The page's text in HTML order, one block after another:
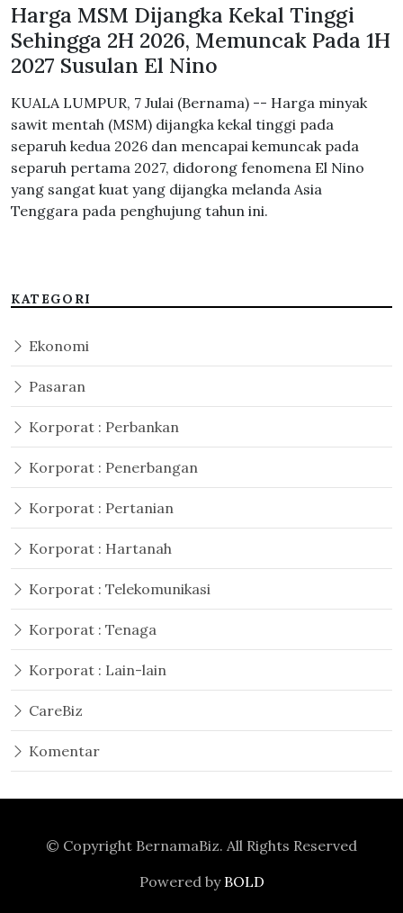
Harga MSM Dijangka Kekal Tinggi
Sehingga 2H 2026, Memuncak Pada 1H
2027 Susulan El Nino
KUALA LUMPUR, 7 Julai (Bernama) -- Harga minyak
sawit mentah (MSM) dijangka kekal tinggi pada
separuh kedua 2026 dan mencapai kemuncak pada
separuh pertama 2027, didorong fenomena El Nino
yang sangat kuat yang dijangka melanda Asia
Tenggara pada penghujung tahun ini.
KATEGORI
Ekonomi
Pasaran
Korporat : Perbankan
Korporat : Penerbangan
Korporat : Pertanian
Korporat : Hartanah
Korporat : Telekomunikasi
Korporat : Tenaga
Korporat : Lain-lain
CareBiz
Komentar
© Copyright BernamaBiz. All Rights Reserved
Powered by BOLD